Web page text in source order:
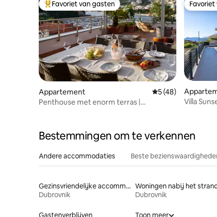
Topfavoriet van gasten
Favoriet van gasten
Appartement Gemiddelde
5 (48)
Penthouse met enorm terras |
Villa
Bestemmingen om te verkennen
Andere accommodaties Beste
Gezinsvriendelijke accommodaties
Dubrovnik
Woningen nabij het
Dubrovnik
Gastenverblijven Toon meer